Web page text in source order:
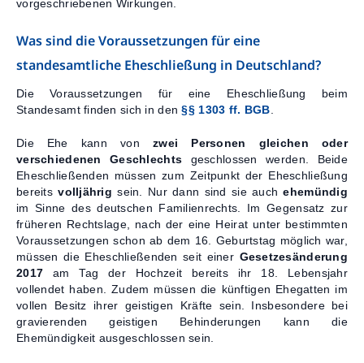
vorgeschriebenen Wirkungen.
Was sind die Voraussetzungen für eine
standesamtliche Eheschließung in Deutschland?
Die Voraussetzungen für eine Eheschließung beim
Standesamt finden sich in den§§ 1303 ff. BGB
Die Ehe kann vonzwei Personen gleichen oder
verschiedenen Geschlechts geschlossen werden. Beide
Eheschließenden müssen zum Zeitpunkt der Eheschließung
bereitsvolljährig sein. Nur dann sind sie auchehemündig
im Sinne des deutschen Familienrechts. Im Gegensatz zur
früheren Rechtslage, nach der eine Heirat unter bestimmten
Voraussetzungen schon ab dem 16. Geburtstag möglich war,
müssen die Eheschließenden seit einer Gesetzesänderung
2017 am Tag der Hochzeit bereits ihr 18. Lebensjahr
vollendet haben. Zudem müssen die künftigen Ehegatten im
vollen Besitz ihrer geistigen Kräfte sein. Insbesondere bei
gravierenden geistigen Behinderungen kann die
Ehemündigkeit ausgeschlossen sein.